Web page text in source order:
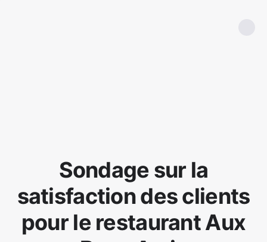
Sondage sur la
satisfaction des clients
pour le restaurant Aux